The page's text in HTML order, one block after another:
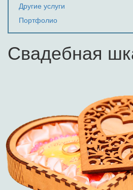
Другие услуги
Портфолио
Свадебная